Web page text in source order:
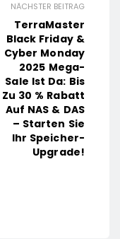
NÄCHSTER BEITRAG
TerraMaster
Black Friday &
Cyber Monday
2025 Mega-
Sale Ist Da: Bis
Zu 30 % Rabatt
Auf NAS & DAS
– Starten Sie
Ihr Speicher-
Upgrade!